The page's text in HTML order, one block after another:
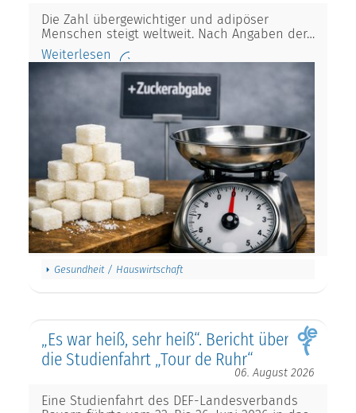
Die Zahl übergewichtiger und adipöser
Menschen steigt weltweit. Nach Angaben der…
Weiterlesen
Gesundheit / Hauswirtschaft
„Es war heiß, sehr heiß“. Bericht über
die Studienfahrt „Tour de Ruhr“
06. August 2026
Eine Studienfahrt des DEF-Landesverbands